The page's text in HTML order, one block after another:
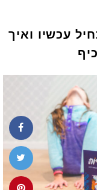
עכשיו ואיך